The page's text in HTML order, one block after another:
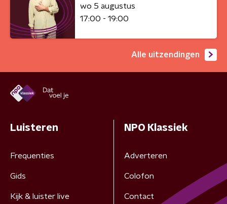
wo 5 augustus
17:00 - 19:00
Alle uitzendingen
Luisteren
Frequenties
Gids
Kijk & luister live
NPO Klassiek
Adverteren
Colofon
Contact